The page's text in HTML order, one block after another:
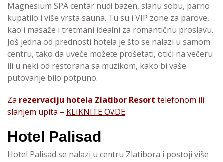
Magnesium SPA centar nudi bazen, slanu sobu, parno
kupatilo i više vrsta sauna. Tu su i VIP zone za parove,
kao i masaže i tretmani idealni za romantičnu proslavu.
Još jedna od prednosti hotela je što se nalazi u samom
centru, tako da uveče možete prošetati, otići na večeru
ili u neki od restorana sa muzikom, kako bi vaše
putovanje bilo potpuno.
Za rezervaciju hotela Zlatibor Resort telefonom ili
slanjem upita – KLIKNITE OVDE.
Hotel Palisad
Hotel Palisad se nalazi u centru Zlatibora i postoji više